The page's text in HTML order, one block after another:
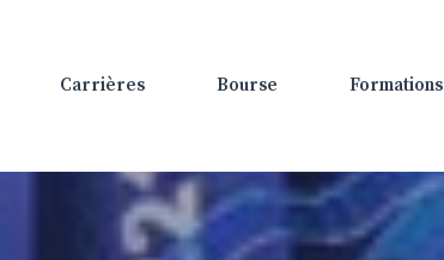
Carrières Bourse Formations